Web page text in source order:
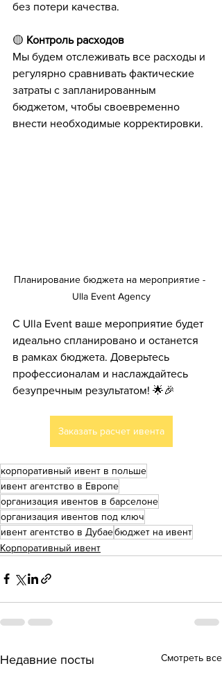
без потери качества.
🟡 Контроль расходов
Мы будем отслеживать все расходы и
регулярно сравнивать фактические
затраты с запланированным
бюджетом, чтобы своевременно
внести необходимые корректировки.
Планирование бюджета на мероприятие -
Ulla Event Agency
С Ulla Event ваше мероприятие будет
идеально спланировано и останется
в рамках бюджета. Доверьтесь
профессионалам и наслаждайтесь
безупречным результатом! 🌟🎉
Заказать расчет ивента
корпоративный ивент в польше
ивент агентство в Европе
организация ивентов в барселоне
организация ивентов под ключ
ивент агентство в Дубаебюджет на ивент
Корпоративный ивент
Недавние посты Смотреть все